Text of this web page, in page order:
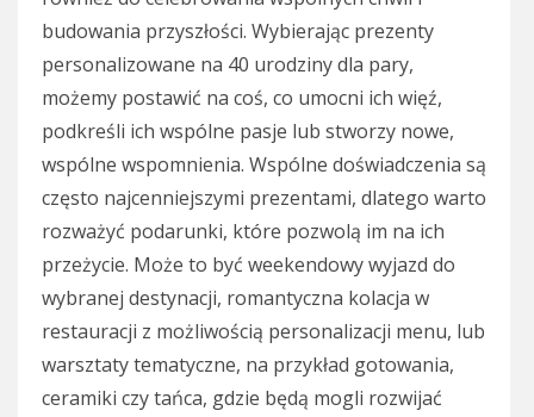
budowania przyszłości. Wybierając prezenty
personalizowane na 40 urodziny dla pary,
możemy postawić na coś, co umocni ich więź,
podkreśli ich wspólne pasje lub stworzy nowe,
wspólne wspomnienia. Wspólne doświadczenia są
często najcenniejszymi prezentami, dlatego warto
rozważyć podarunki, które pozwolą im na ich
przeżycie. Może to być weekendowy wyjazd do
wybranej destynacji, romantyczna kolacja w
restauracji z możliwością personalizacji menu, lub
warsztaty tematyczne, na przykład gotowania,
ceramiki czy tańca, gdzie będą mogli rozwijać